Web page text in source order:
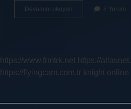
Devamını okuyun
Bulantısı
8 Yorum
https://www.frmtrk.net https://
https://flyingcam.com.tr knight online